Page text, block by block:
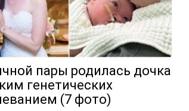
пары родилась дочка
генетических
(7 фото)